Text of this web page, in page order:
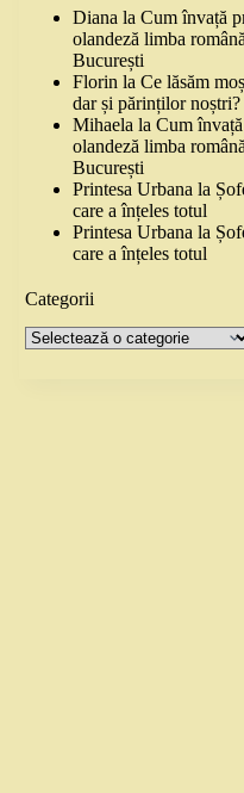
Diana laCum învață
olandeză limba
București
Florin laCe lăsăm
dar și părinților noștri?
Mihaela laCum
olandeză limba
București
Printesa Urbana la
care a înțeles totul
Printesa Urbana la
care a înțeles totul
Categorii
Categorii